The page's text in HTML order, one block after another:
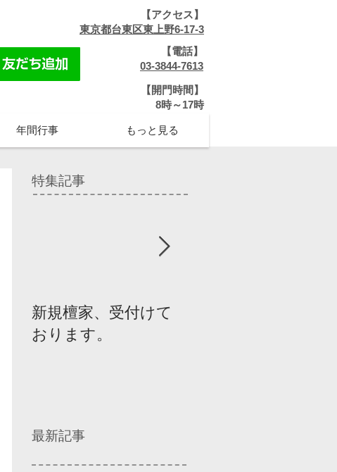
【アクセス】
東京都台東区東上野6-17-3
【電話】
03-3844-7613
【開門時間】
​8時～17時
年間行事 もっと見る
特集記事
新規檀家、受付けて
おります。
最新記事